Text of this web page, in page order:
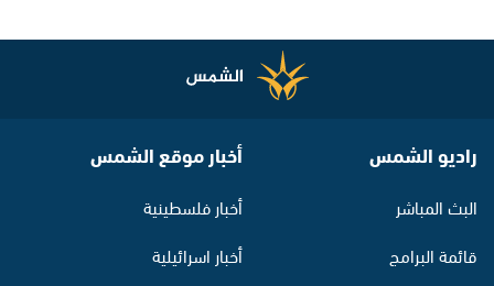
راديو الشمس
البث المباشر
قائمة البرامج
أخبار موقع الشمس
أخبار فلسطينية
أخبار اسرائيلية